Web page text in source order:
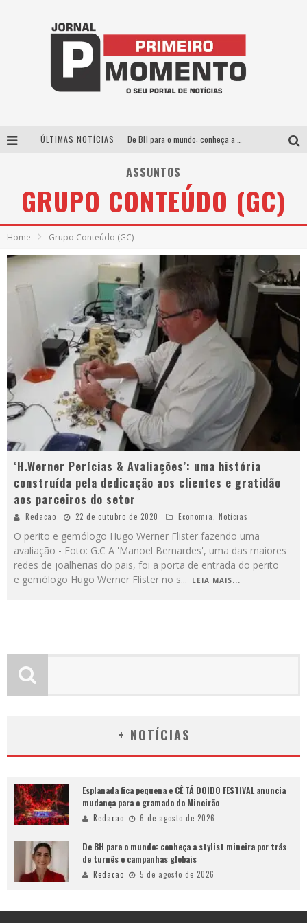
ÚLTIMAS NOTÍCIAS
Exposição “Habitante – Registros de um Bolinho pela Cidade”, de Raquel Bolinho, ocupa a PQNA Galeria Pedro Moraleida, no Palácio das Artes
Esplanada fica pequena e CÊ TÁ DOIDO FESTIVAL anuncia mudança para o gramado do Mineirão
ASSUNTOS
GRUPO CONTEÚDO (GC)
Home Grupo Conteúdo (GC)
‘H.Werner Perícias & Avaliações’: uma história
construída pela dedicação aos clientes e gratidão
aos parceiros do setor
Redacao 22 de outubro de 2020 Economia, Notícias
O perito e gemólogo Hugo Werner Flister fazendo uma
avaliação - Foto: G.C A 'Manoel Bernardes', uma das maiores
redes de joalherias do pais, foi a porta de entrada do perito
e gemólogo Hugo Werner Flister no s... LEIA MAIS...
+ NOTÍCIAS
Esplanada fica pequena e CÊ TÁ DOIDO FESTIVAL anuncia
mudança para o gramado do Mineirão
Redacao 6 de agosto de 2026
De BH para o mundo: conheça a stylist mineira por trás
de turnês e campanhas globais
Redacao 5 de agosto de 2026